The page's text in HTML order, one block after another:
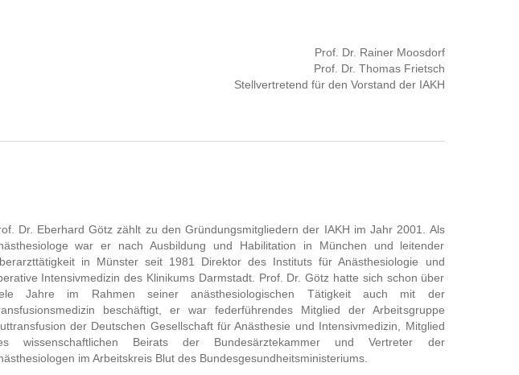
Prof. Dr. Rainer Moosdorf
Prof. Dr. Thomas Frietsch
Stellvertretend für den Vorstand der IAKH
Dr. Eberhard Götz zählt zu den Gründungsmitgliedern der IAKH im Jahr 2001. Als
war er nach Ausbildung und Habilitation in München und leitender
in Münster seit 1981 Direktor des Instituts für Anästhesiologie und
Intensivmedizin des Klinikums Darmstadt. Prof. Dr. Götz hatte sich schon über
Jahre im Rahmen seiner anästhesiologischen Tätigkeit auch mit der
beschäftigt, er war federführendes Mitglied der Arbeitsgruppe
der Deutschen Gesellschaft für Anästhesie und Intensivmedizin, Mitglied
wissenschaftlichen Beirats der Bundesärztekammer und Vertreter der
im Arbeitskreis Blut des Bundesgesundheitsministeriums.